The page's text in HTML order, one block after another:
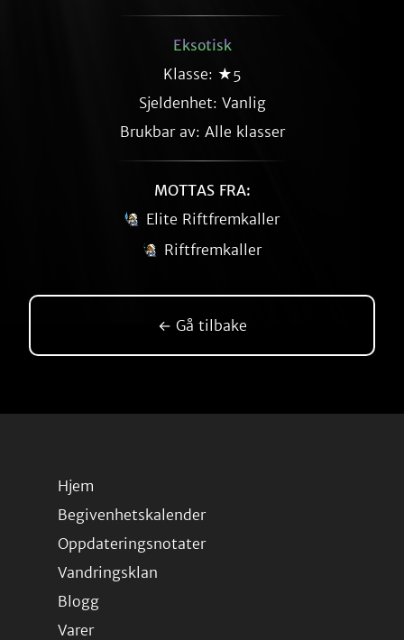
Eksotisk
Klasse: ★5
Sjeldenhet: Vanlig
Brukbar av: Alle klasser
MOTTAS FRA:
Elite Riftfremkaller
Riftfremkaller
← Gå tilbake
Hjem
Begivenhetskalender
Oppdateringsnotater
Vandringsklan
Blogg
Varer